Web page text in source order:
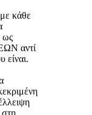
κάθε
ως
αντί